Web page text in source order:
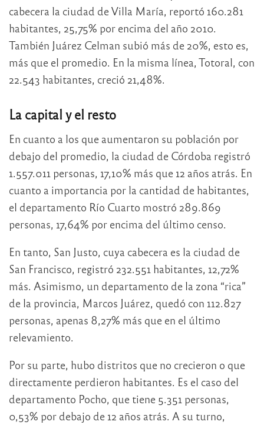
cabecera la ciudad de Villa María, reportó 160.281
habitantes, 25,75% por encima del año 2010.
También Juárez Celman subió más de 20%, esto es,
más que el promedio. En la misma línea, Totoral, con
22.543 habitantes, creció 21,48%.
La capital y el resto
En cuanto a los que aumentaron su población por
debajo del promedio, la ciudad de Córdoba registró
1.557.011 personas, 17,10% más que 12 años atrás. En
cuanto a importancia por la cantidad de habitantes,
el departamento Río Cuarto mostró 289.869
personas, 17,64% por encima del último censo.
En tanto, San Justo, cuya cabecera es la ciudad de
San Francisco, registró 232.551 habitantes, 12,72%
más. Asimismo, un departamento de la zona “rica”
de la provincia, Marcos Juárez, quedó con 112.827
personas, apenas 8,27% más que en el último
relevamiento.
Por su parte, hubo distritos que no crecieron o que
directamente perdieron habitantes. Es el caso del
departamento Pocho, que tiene 5.351 personas,
0,53% por debajo de 12 años atrás. A su turno,